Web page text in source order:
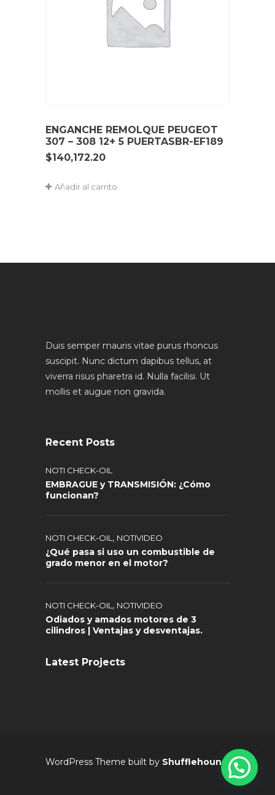
ENGANCHE REMOLQUE PEUGEOT
307 – 308 12+ 5 PUERTASBR-EF189
$140,172.20
Añadir al carrito
Duis semper mauris vitae purus rhoncus
suscipit. Nunc dictum dapibus tellus, at
viverra risus pharetra id. Nulla facilisi. Ut
mollis et augue non gravida.
Recent Posts
NOTI CHECK-OIL
EMBRAGUE y TRANSMISIÓN: ¿Cómo
funcionan?
NOTI CHECK-OIL , NOTIVIDEO
¿Qué pasa si uso un combustible de
grado menor en el motor?
NOTI CHECK-OIL , NOTIVIDEO
Odiados y amados motores de 3
cilindros | Ventajas y desventajas.
Latest Projects
WordPress Theme built by Shufflehound .